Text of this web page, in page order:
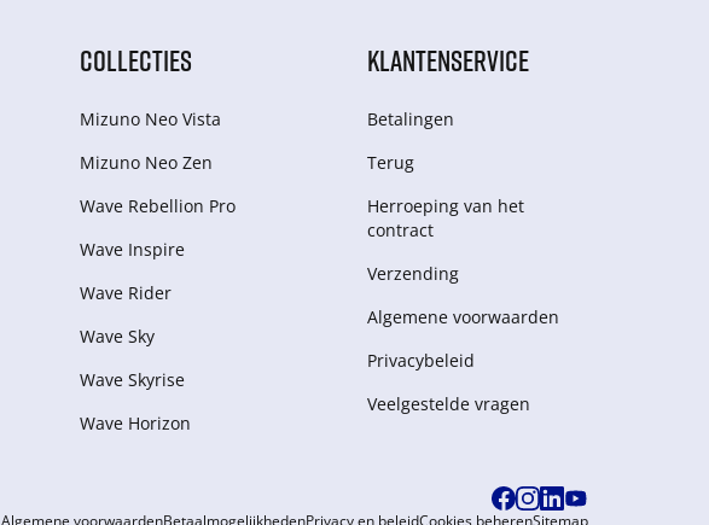
COLLECTIES
Mizuno Neo Vista
Mizuno Neo Zen
Wave Rebellion Pro
Wave Inspire
Wave Rider
Wave Sky
Wave Skyrise
Wave Horizon
KLANTENSERVICE
Betalingen
Terug
Herroeping van het
contract
Verzending
Algemene voorwaarden
Privacybeleid
Veelgestelde vragen